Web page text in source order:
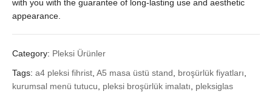
with you with the guarantee of long-lasting use and aesthetic
appearance.
Category: Pleksi Ürünler
Tags: a4 pleksi fihrist A5 masa üstü stand broşürlük fiyatları
kurumsal menü tutucu
pleksi broşürlük imalatı
pleksiglas